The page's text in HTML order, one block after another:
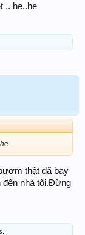
.. he..he
thật đã bay
đến nhà tôi.Đừng